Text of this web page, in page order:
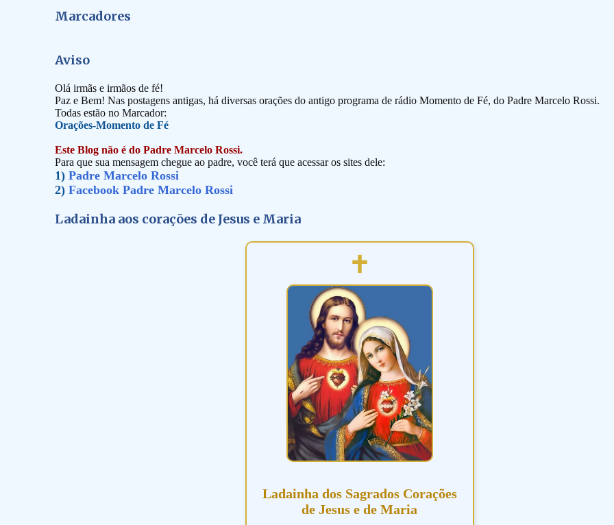
Marcadores
Aviso
Olá irmãs e irmãos de fé!
Paz e Bem! Nas postagens antigas, há diversas orações do antigo programa de rádio Momento de Fé, do Padre Marcelo Rossi.
Todas estão no Marcador:
Orações-Momento de Fé
Este Blog não é do Padre Marcelo Rossi.
Para que sua mensagem chegue ao padre, você terá que acessar os sites dele:
1) Padre Marcelo Rossi
2) Facebook Padre Marcelo Rossi
Ladainha aos corações de Jesus e Maria
Ladainha dos Sagrados Corações
de Jesus e de Maria